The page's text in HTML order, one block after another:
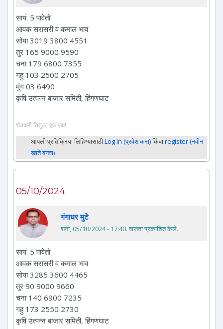
सायं. 5 पावेतो
आवक सरासरी व कमाल भाव
सोया 3019 3800 4551
तुर 165 9000 9590
चना 179 6800 7355
गहु 103 2500 2705
मुंग 03 6490
कृषि उत्पन्न बाजार समिती, हिंगणघाट
शेतकरी तितुका एक एक!
आपली प्रतिक्रिया लिहिण्यासाठीLog in (प्रवेश करा)किंवाregister (नवीन
खाते बनवा)
05/10/2024
गंगाधर मुटे
शनी, 05/10/2024 - 17:40. वाजता प्रकाशित केले.
सायं. 5 पावेतो
आवक सरासरी व कमाल भाव
सोया 3285 3600 4465
तुर 90 9000 9660
चना 140 6900 7235
गहु 173 2550 2730
कृषि उत्पन्न बाजार समिती, हिंगणघाट